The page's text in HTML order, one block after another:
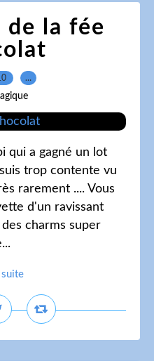
de la fée
…
qui a gagné un lot
trop contente vu
rarement .... Vous
d'un ravissant
charms super
suite